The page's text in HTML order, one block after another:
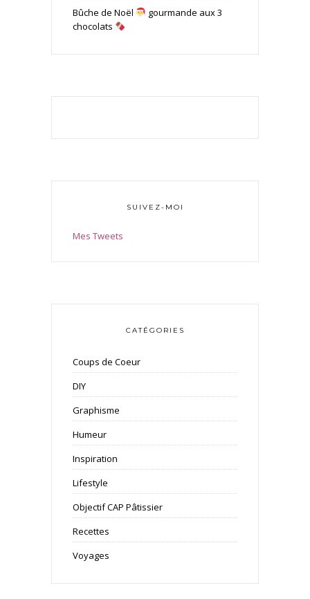
Bûche de Noël
gourmande aux 3
chocolats
SUIVEZ-MOI
Mes Tweets
CATÉGORIES
Coups de Coeur
DIY
Graphisme
Humeur
Inspiration
Lifestyle
Objectif CAP Pâtissier
Recettes
Voyages